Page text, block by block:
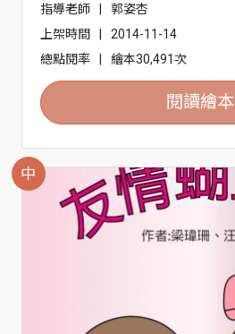
指導老師
郭姿杏
上架時間
2014-11-14
總點閱率
繪本30,491次
閱讀繪本
中